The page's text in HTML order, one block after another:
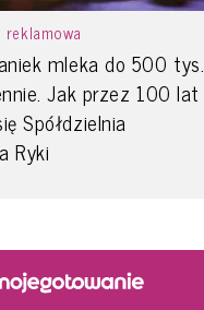
mleka do 500 tys.
Jak przez 100 lat
Spółdzielnia
Ryki